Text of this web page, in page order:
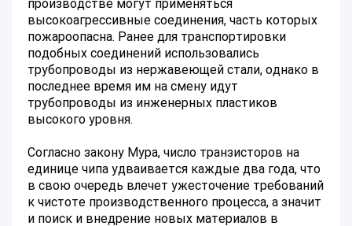
производстве могут применяться
высокоагрессивные соединения, часть которых
пожароопасна. Ранее для транспортировки
подобных соединений использовались
трубопроводы из нержавеющей стали, однако в
последнее время им на смену идут
трубопроводы из инженерных пластиков
высокого уровня.
Согласно закону Мура, число транзисторов на
единице чипа удваивается каждые два года, что
в свою очередь влечет ужесточение требований
к чистоте производственного процесса, а значит
и поиск и внедрение новых материалов в